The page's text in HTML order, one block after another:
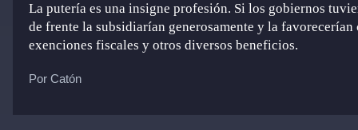
La putería es una insigne profesión. Si los gobiernos
de frente la subsidiarían generosamente y la favorecerían
exenciones fiscales y otros diversos beneficios.
Por Catón